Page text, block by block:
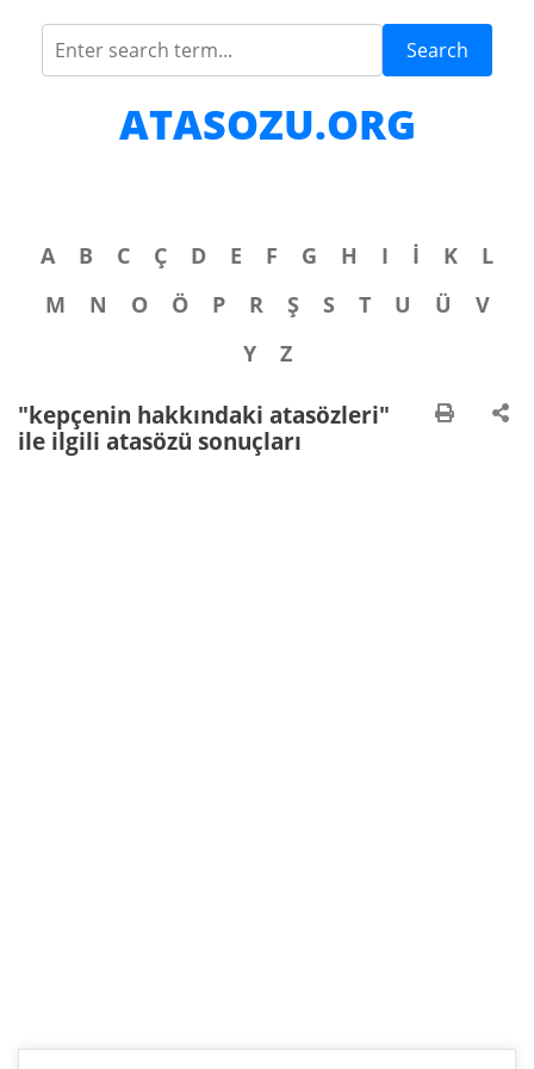
Search
ATASOZU.ORG
A B C Ç D E F G H I İ K
L
M
N O Ö P R Ş S T U Ü
V
Y
Z
"kepçenin hakkındaki atasözleri"
ile ilgili atasözü sonuçları